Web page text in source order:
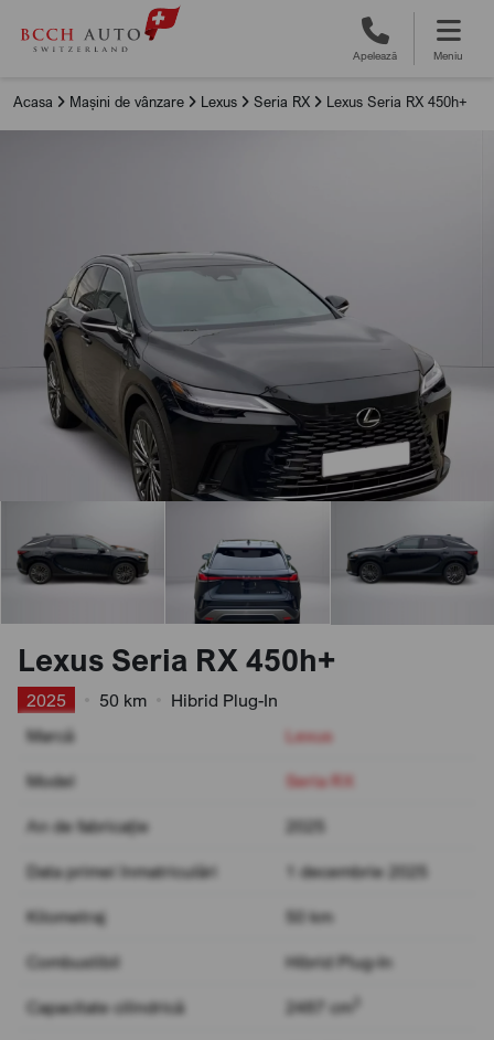
Apelează Meniu
Acasa Mașini de vânzare Lexus Seria RX Lexus Seria RX 450h+
Lexus Seria RX 450h+
2025 50 km
Hibrid Plug-In
Marcă
Lexus
Model Seria RX
An de fabricație 2025
Data primei înmatriculări 1 decembrie 2025
Kilometraj 50 km
Combustibil Hibrid Plug-In
Capacitate cilindrică 2487 cm